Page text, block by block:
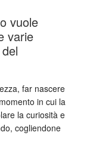
vuole
varie
far nascere
in cui la
la curiosità e
cogliendone